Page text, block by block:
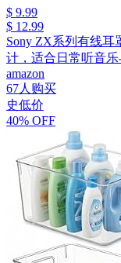
$ 9.99
$ 12.99
Sony ZX系列有线耳
计，适合日常听音
amazon
67人购买
史低价
40% OFF